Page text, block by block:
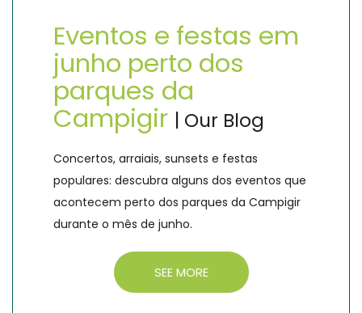
Eventos e festas em
junho perto dos
parques da
Campigir | Our Blog
Concertos, arraiais, sunsets e festas
populares: descubra alguns dos eventos que
acontecem perto dos parques da Campigir
durante o mês de junho.
SEE MORE